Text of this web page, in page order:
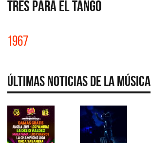
TRES PARA EL TANGO
1967
Últimas Noticias de la Música